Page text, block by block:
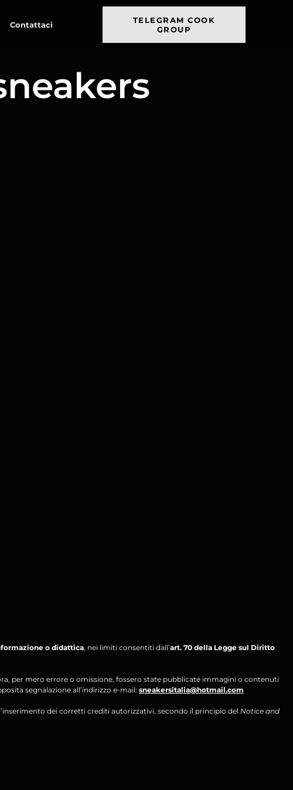
Contattaci
TELEGRAM COOK
GROUP
o didattica, nei limiti consentiti dall’art. 70 della Legge sul Diritto
per mero errore o omissione, fossero state pubblicate immagini o contenuti
segnalazione all’indirizzo e-mail: sneakersitalia@hotmail.com
dei corretti crediti autorizzativi, secondo il principio del Notice and